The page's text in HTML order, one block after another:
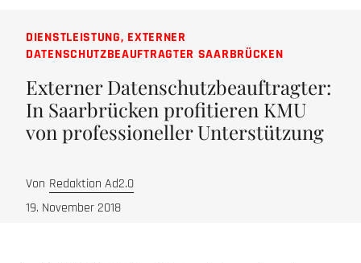
DIENSTLEISTUNG, EXTERNER
DATENSCHUTZBEAUFTRAGTER SAARBRÜCKEN
Externer Datenschutzbeauftragter:
In Saarbrücken profitieren KMU
von professioneller Unterstützung
Von Redaktion Ad2.0
19. November 2018